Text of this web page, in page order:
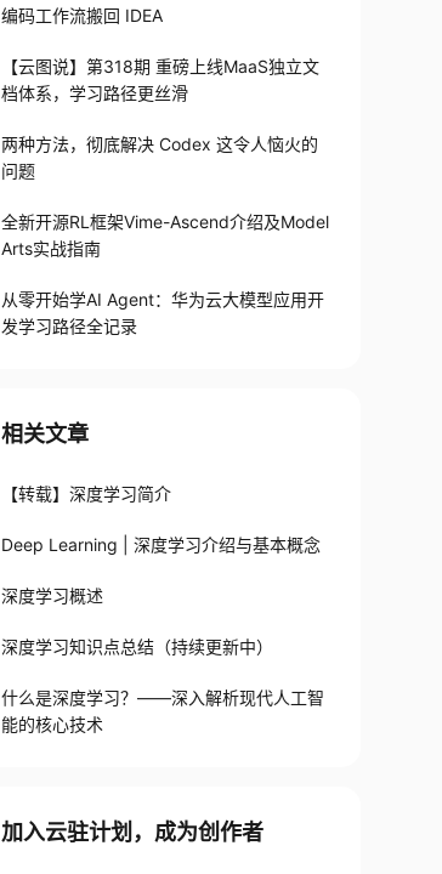
编码工作流搬回 IDEA
【云图说】第318期 重磅上线MaaS独立文
档体系，学习路径更丝滑
两种方法，彻底解决 Codex 这令人恼火的
问题
全新开源RL框架Vime-Ascend介绍及Model
Arts实战指南
从零开始学AI Agent：华为云大模型应用开
发学习路径全记录
相关文章
【转载】深度学习简介
Deep Learning | 深度学习介绍与基本概念
深度学习概述
深度学习知识点总结（持续更新中）
什么是深度学习？——深入解析现代人工智
能的核心技术
加入云驻计划，成为创作者